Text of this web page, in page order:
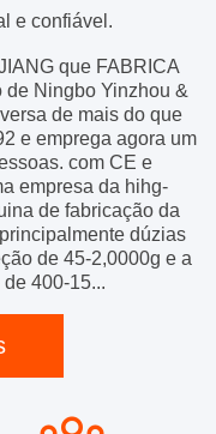
e confiável.
que FABRICA
de Ningbo Yinzhou &
de mais do que
e emprega agora um
com CE e
empresa da hihg-
de fabricação da
dúzias
de 45-2,0000g e a
400-15...